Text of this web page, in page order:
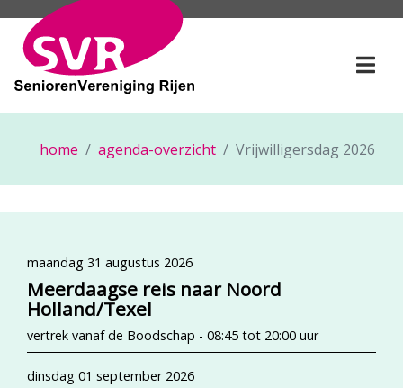
home agenda-overzicht Vrijwilligersdag 2026
maandag 31 augustus 2026
Meerdaagse reis naar Noord
Holland/Texel
vertrek vanaf de Boodschap - 08:45 tot 20:00 uur
dinsdag 01 september 2026